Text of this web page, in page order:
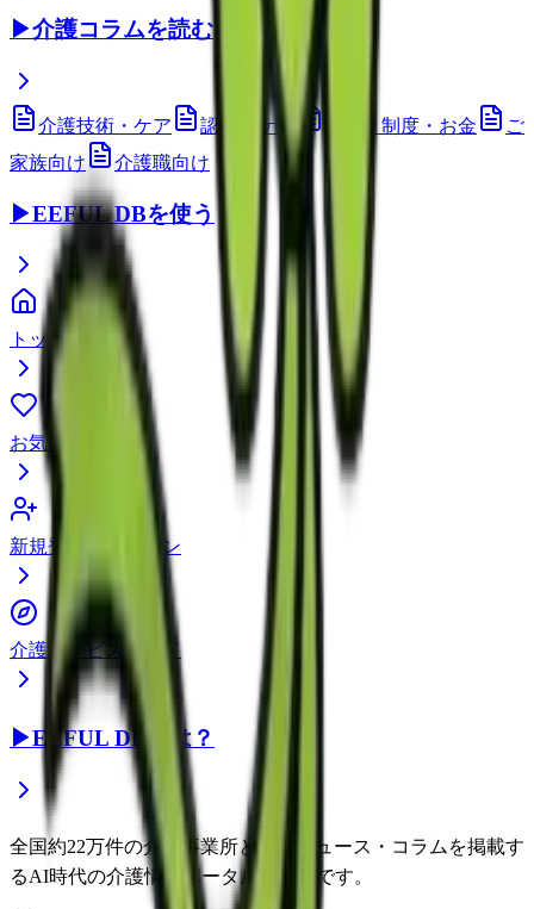
▶介護コラムを読む
介護技術・ケア 認知症ケア 施設・制度・お金
ご
家族向け
介護職向け
▶EEFUL DBを使う
トップページ
お気に入り
新規登録・ログイン
介護サービスガイド
▶EEFUL DBとは？
全国約22万件の介護事業所と介護ニュース・コラムを掲載す
るAI時代の介護情報ポータルサイトです。